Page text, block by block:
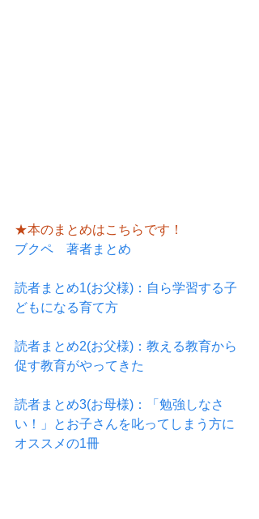
★本のまとめはこちらです！
ブクペ　著者まとめ
読者まとめ1(お父様)：自ら学習する子
どもになる育て方
読者まとめ2(お父様)：教える教育から
促す教育がやってきた
読者まとめ3(お母様)：「勉強しなさ
い！」とお子さんを叱ってしまう方に
オススメの1冊